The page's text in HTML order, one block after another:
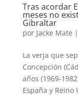
Tras acordar
meses no
Gibraltar
por Jacke Mate |
La verja que
Concepción
años (1969-
España y